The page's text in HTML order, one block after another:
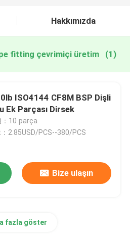
Hakkımızda
fitting çevrimiçi üretim (1)
ISO4144 CF8M BSP Dişli
Ek Parçası Dirsek
：10 parça
2.85USD/PCS--380/PCS
Bize ulaşın
fazla göster